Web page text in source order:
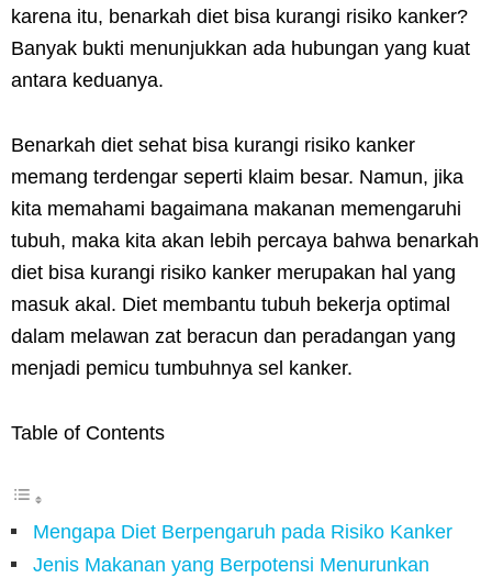
karena itu, benarkah diet bisa kurangi risiko kanker?
Banyak bukti menunjukkan ada hubungan yang kuat
antara keduanya.
Benarkah diet sehat bisa kurangi risiko kanker
memang terdengar seperti klaim besar. Namun, jika
kita memahami bagaimana makanan memengaruhi
tubuh, maka kita akan lebih percaya bahwa benarkah
diet bisa kurangi risiko kanker merupakan hal yang
masuk akal. Diet membantu tubuh bekerja optimal
dalam melawan zat beracun dan peradangan yang
menjadi pemicu tumbuhnya sel kanker.
Table of Contents
Mengapa Diet Berpengaruh pada Risiko Kanker
Jenis Makanan yang Berpotensi Menurunkan